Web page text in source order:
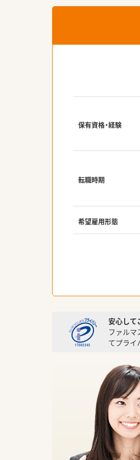
保有資格・経験
転職時期
希望雇用形態
安心して
ファルマ
てプライ